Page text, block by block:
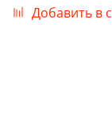
Добавить в